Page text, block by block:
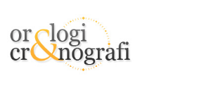
contenuto